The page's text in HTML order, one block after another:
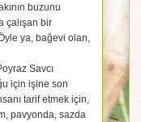
buzunu
çalışan bir
ya, bağevi olan,
Savcı
için işine son
tarif etmek için,
pavyonda, sazda